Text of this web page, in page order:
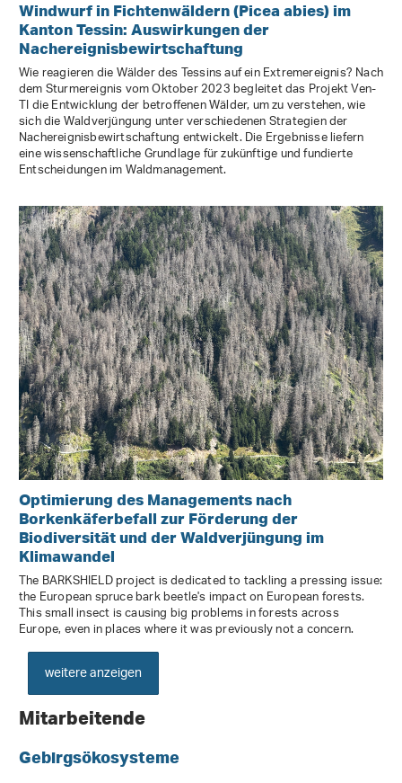
Windwurf in Fichtenwäldern (Picea abies) im
Kanton Tessin: Auswirkungen der
Nachereignisbewirtschaftung
Wie reagieren die Wälder des Tessins auf ein Extremereignis? Nach
dem Sturmereignis vom Oktober 2023 begleitet das Projekt Ven-
TI die Entwicklung der betroffenen Wälder, um zu verstehen, wie
sich die Waldverjüngung unter verschiedenen Strategien der
Nachereignisbewirtschaftung entwickelt. Die Ergebnisse liefern
eine wissenschaftliche Grundlage für zukünftige und fundierte
Entscheidungen im Waldmanagement.
Optimierung des Managements nach
Borkenkäferbefall zur Förderung der
Biodiversität und der Waldverjüngung im
Klimawandel
The BARKSHIELD project is dedicated to tackling a pressing issue:
the European spruce bark beetle's impact on European forests.
This small insect is causing big problems in forests across
Europe, even in places where it was previously not a concern.
weitere anzeigen
Mitarbeitende
Gebirgsökosysteme